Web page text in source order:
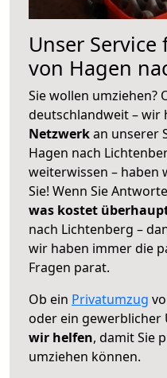
Unser
von Hagen
Sie wollen umziehen?
deutschlandweit – wir
Netzwerkan unserer
Hagen nach
weiterwissen – haben
Sie! Wenn Sie
was kostet
nach Lichtenberg –
wir haben immer die
Fragen parat.
Ob ein Privatumzug
oder ein gewerblicher
wir helfen, damit Sie
umziehen können.